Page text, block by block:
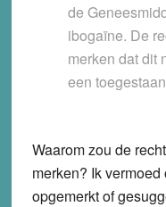
de
ibogaïne. De
merken dat dit
een
Waarom zou de
merken? Ik
opgemerkt of